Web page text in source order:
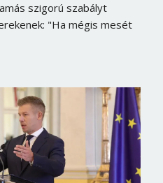
szigorú szabályt
"Ha mégis mesét